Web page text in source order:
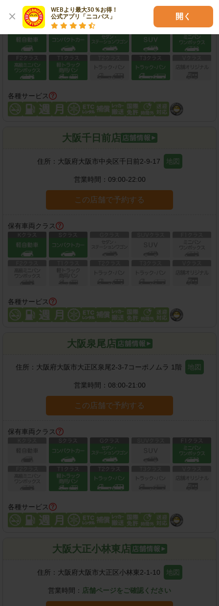
WEBより最大30％お得！
公式アプリ「ニコパス」
開く
保有車両クラス
各種サービス
大阪千日前店
住所： 大阪府大阪市中央区千日前2-9-17 地図
営業時間： 09:00-22:00
この店舗で予約する
保有車両クラス
各種サービス
大阪泉尾店
住所： 大阪府大阪市大正区泉尾2-3-7コーポノムラ 1階 地図
営業時間： 08:00-21:00
この店舗で予約する
保有車両クラス
各種サービス
大阪大正小林東店
住所： 大阪府大阪市大正区小林東2-1-10 地図
営業時間： 店舗ページをご確認ください